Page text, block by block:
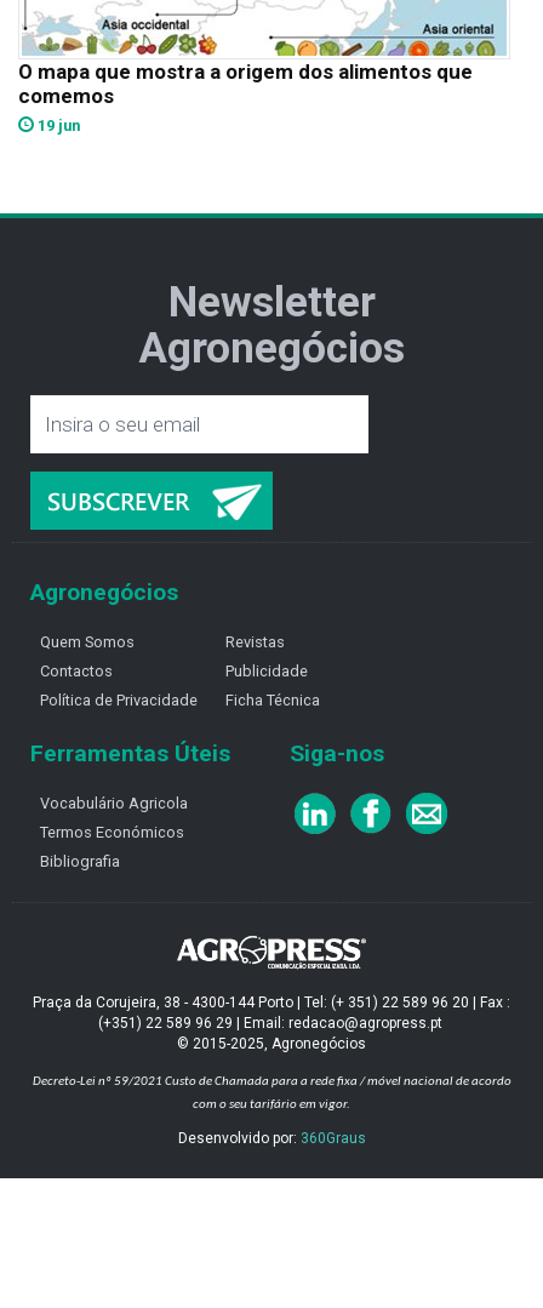
O mapa que mostra a origem dos alimentos que
comemos
19 jun
Newsletter
Agronegócios
Agronegócios
Quem Somos
Contactos
Política de Privacidade
Revistas
Publicidade
Ficha Técnica
Ferramentas Úteis
Vocabulário Agricola
Termos Económicos
Bibliografia
Siga-nos
Praça da Corujeira, 38 - 4300-144 Porto | Tel: (+ 351) 22 589 96 20 | Fax :
(+351) 22 589 96 29 | Email: redacao@agropress.pt
© 2015-2025, Agronegócios
Decreto-Lei nº 59/2021 Custo de Chamada para a rede fixa / móvel nacional de acordo
com o seu tarifário em vigor.
Desenvolvido por: 360Graus